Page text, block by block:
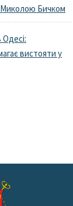
Миколою Бичком
вистояти у